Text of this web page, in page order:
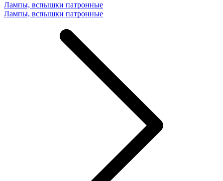
Лампы, вспышки патронные
Лампы, вспышки патронные